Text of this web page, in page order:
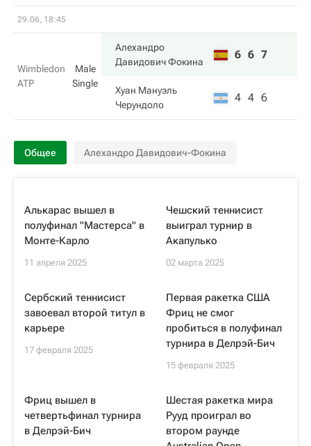
29.06, 18:45
Wimbledon
ATP
Male
Single
Алехандро
Давидович Фокина
6 6 7
Хуан Мануэль
Черундоло
4 4 6
Общее Алехандро Давидович-Фокина
Алькарас вышел в
полуфинал "Мастерса" в
Монте-Карло
11 апреля 2025
Чешский теннисист
выиграл турнир в
Акапулько
02 марта 2025
Сербский теннисист
завоевал второй титул в
карьере
17 февраля 2025
Первая ракетка США
Фриц не смог
пробиться в полуфинал
турнира в Делрэй-Бич
15 февраля 2025
Фриц вышел в
четвертьфинал турнира
в Делрэй-Бич
Шестая ракетка мира
Рууд проиграл во
втором раунде